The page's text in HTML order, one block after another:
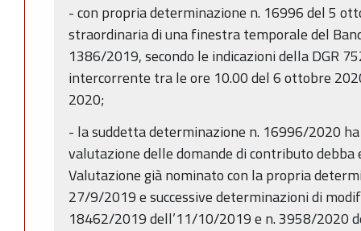
- con propria determinazione n. 16996 del 5
straordinaria di una finestra temporale del
1386/2019, secondo le indicazioni della DGR
intercorrente tra le ore 10.00 del 6 ottobre
2020;
- la suddetta determinazione n. 16996/2020
valutazione delle domande di contributo debba
Valutazione già nominato con la propria
27/9/2019 e successive determinazioni di
18462/2019 dell’11/10/2019 e n. 3958/2020